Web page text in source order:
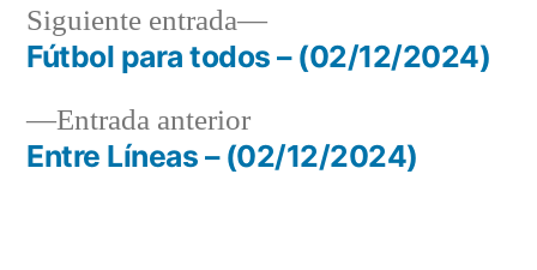
Navegación
deEntrada anteriorEntrada
anterior:
Entre Líneas – (02/12/2024)
Siguiente entrada
Siguiente
entrada:
Fútbol para todos – (02/12/2024)